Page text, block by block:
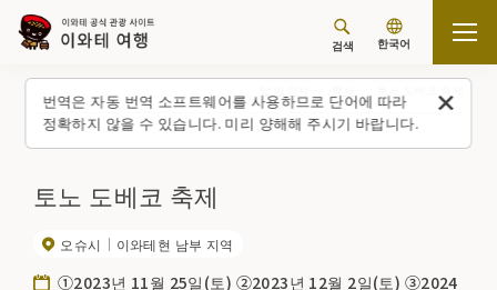
번역은 자동 번역 소프트웨어를 사용하므로 단어에 따라
정확하지 않을 수 있습니다. 미리 양해해 주시기 바랍니다.
검색 한국어
토노 도베코 축제
오슈시 이와테현 남부 지역
①2023년 11월 25일(토) ②2023년 12월 2일(토) ③2024